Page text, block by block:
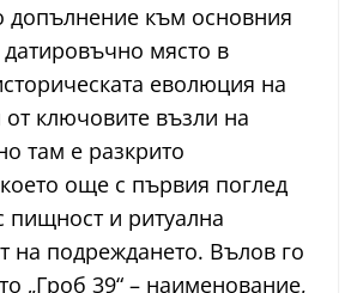
допълнение към основния
място в
еволюция на
ключовите възли на
там е разкрито
още с първия поглед
пищност и ритуална
на подреждането. Вълов го
„Гроб 39“ – наименование,